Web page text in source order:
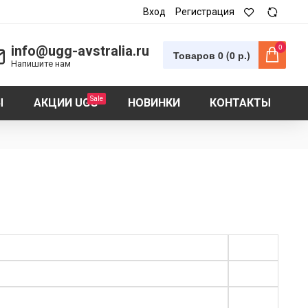
Вход Регистрация
info@ugg-avstralia.ru
Напишите нам
Товаров 0 (0 р.)
0
АКЦИИ UGGSale НОВИНКИ КОНТАКТЫ